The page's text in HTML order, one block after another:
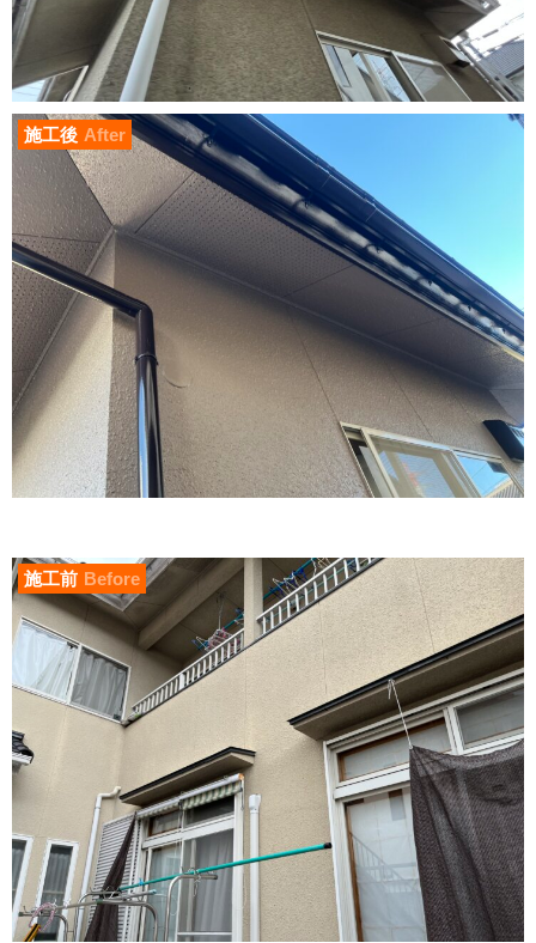
施工後 After
施工前 Before